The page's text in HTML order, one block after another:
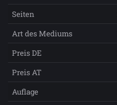
Seiten
Art des Mediums
Preis DE
Preis AT
Auflage